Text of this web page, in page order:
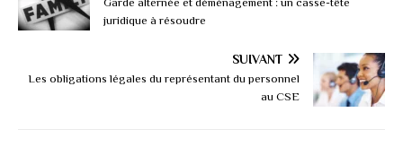
juridique à résoudre
SUIVANT
Les obligations légales du représentant du personnel
au CSE